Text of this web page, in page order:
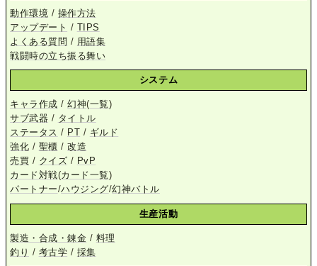
動作環境 / 操作方法
アップデート / TIPS
よくある質問 / 用語集
戦闘時の立ち振る舞い
システム
キャラ作成 /幻神(一覧)
サブ武器 / タイトル
ステータス / PT / ギルド
強化 / 聖櫃 /改造
売買 / クイズ / PvP
カード対戦(カード一覧)
パートナー/ハウジング/幻神バトル
生産活動
製造・合成・錬金 / 料理
釣り / 考古学 / 採集